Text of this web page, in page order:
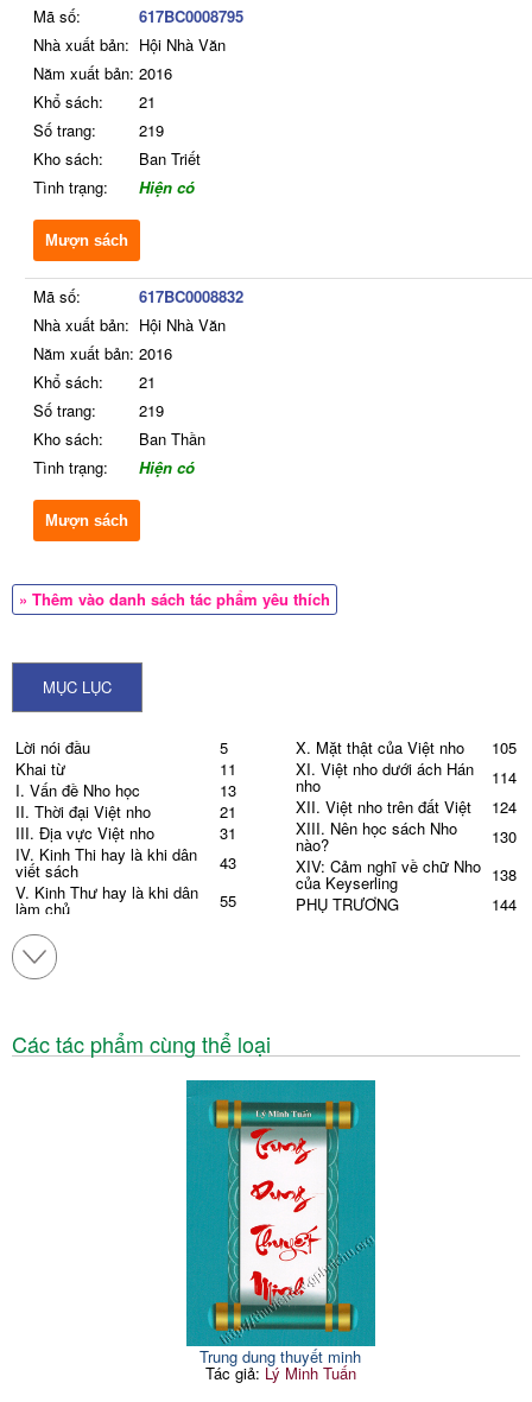
Mã số:
617BC0008795
Nhà xuất bản: Hội Nhà Văn
Năm xuất bản: 2016
Khổ sách:
21
Số trang:
219
Kho sách:
Ban Triết
Tình trạng:
Hiện có
Mượn sách
Mã số:
617BC0008832
Nhà xuất bản: Hội Nhà Văn
Năm xuất bản: 2016
Khổ sách:
21
Số trang:
219
Kho sách:
Ban Thần
Tình trạng:
Hiện có
Mượn sách
» Thêm vào danh sách tác phẩm yêu thích
MỤC LỤC
Lời nói đầu
5
Khai từ
11
I. Vấn đề Nho học
13
II. Thời đại Việt nho
21
III. Địa vực Việt nho
31
IV. Kinh Thi hay là khi dân
viết sách
43
V. Kinh Thư hay là khi dân
làm chủ
55
VI. Những bí ẩn trong vụ án
kim văn cổ văn
VII. Kinh Lễ hay là khi người
ở với người
IX. Kinh Xuân Thu hay là
đạo vào đời 90
X. Mặt thật của Việt nho
105
XI. Việt nho dưới ách Hán
nho
114
XII. Việt nho trên đất Việt
124
XIII. Nên học sách Nho
nào?
130
XIV: Cảm nghĩ về chữ Nho
của Keyserling
138
PHỤ TRƯƠNG
144
Các tác phẩm cùng thể loại
Trung dung thuyết minh
Tác giả: Lý Minh Tuấn